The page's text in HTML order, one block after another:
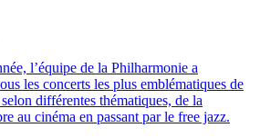
l’équipe de la Philharmonie a
les concerts les plus emblématiques de
différentes thématiques, de la
au cinéma en passant par le free jazz.